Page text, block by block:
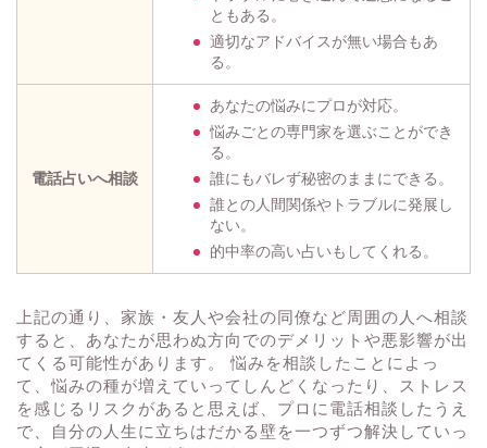
ともある。
適切なアドバイスが無い場合もあ
る。
電話占いへ相談
あなたの悩みにプロが対応。
悩みごとの専門家を選ぶことができ
る。
誰にもバレず秘密のままにできる。
誰との人間関係やトラブルに発展し
ない。
的中率の高い占いもしてくれる。
上記の通り、家族・友人や会社の同僚など周囲の人へ相談
すると、あなたが思わぬ方向でのデメリットや悪影響が出
てくる可能性があります。 悩みを相談したことによっ
て、悩みの種が増えていってしんどくなったり、ストレス
を感じるリスクがあると思えば、プロに電話相談したうえ
で、自分の人生に立ちはだかる壁を一つずつ解決していっ